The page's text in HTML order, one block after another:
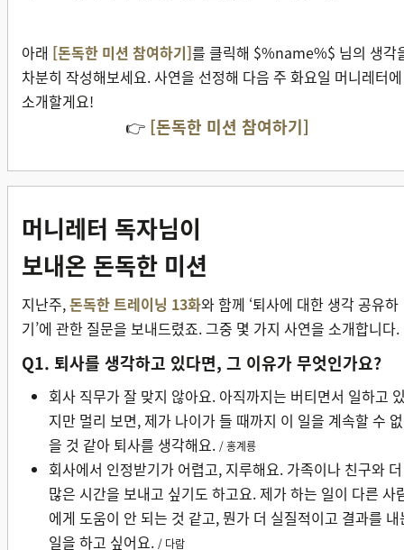
아래 [돈독한 미션 참여하기]를 클릭해 $%name%$ 님의 생각
차분히 작성해보세요. 사연을 선정해 다음 주 화요일 머니레터에
소개할게요!
👉 [돈독한 미션 참여하기]
머니레터 독자님이
보내온 돈독한 미션
지난주,돈독한 트레이닝 13화와 함께 ‘퇴사에 대한 생각 공유하
기’에 관한 질문을 보내드렸죠. 그중 몇 가지 사연을 소개합니다.
Q1. 퇴사를 생각하고 있다면, 그 이유가 무엇인가요?
회사 직무가 잘 맞지 않아요. 아직까지는 버티면서 일하고
지만 멀리 보면, 제가 나이가 들 때까지 이 일을 계속할 수 없
을 것 같아 퇴사를 생각해요. / 홍계룡
회사에서 인정받기가 어렵고, 지루해요. 가족이나 친구와 더
많은 시간을 보내고 싶기도 하고요. 제가 하는 일이 다른 사
에게 도움이 안 되는 것 같고, 뭔가 더 실질적이고 결과를 내
일을 하고 싶어요. / 다람